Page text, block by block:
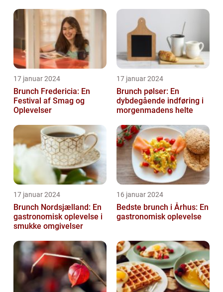
17 januar 2024
Brunch Fredericia: En
Festival af Smag og
Oplevelser
17 januar 2024
Brunch pølser: En
dybdegående indføring i
morgenmadens helte
17 januar 2024
Brunch Nordsjælland: En
gastronomisk oplevelse i
smukke omgivelser
16 januar 2024
Bedste brunch i Århus: En
gastronomisk oplevelse